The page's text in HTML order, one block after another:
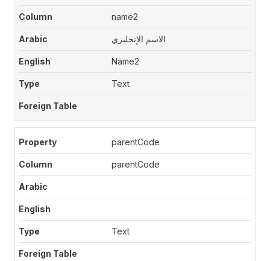
name2
الاسم الإنجليزي
Name2
Text
parentCode
parentCode
Text